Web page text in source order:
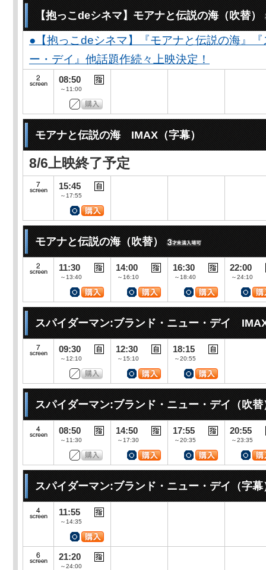
【抱っこdeシネマ】モアナと伝説の海（吹替）
●【抱っこdeシネマ】『モアナと伝説の海』
ー・デイ』他話題作続々上映決定！
08:50
～11:00
モアナと伝説の海 IMAX（字幕）
8/6上映終了予定
15:45
～17:55
モアナと伝説の海（吹替）
11:30
～13:40
14:00
～16:10
16:30
～18:40
22:00
～24:10
スパイダーマン:ブランド・ニュー・デイ
09:30
～12:10
12:30
～15:10
18:15
～20:55
スパイダーマン:ブランド・ニュー・デイ（吹替
08:50
～11:30
14:50
～17:30
17:55
～20:35
20:55
～23:35
スパイダーマン:ブランド・ニュー・デイ（字幕
11:55
～14:35
21:20
～24:00